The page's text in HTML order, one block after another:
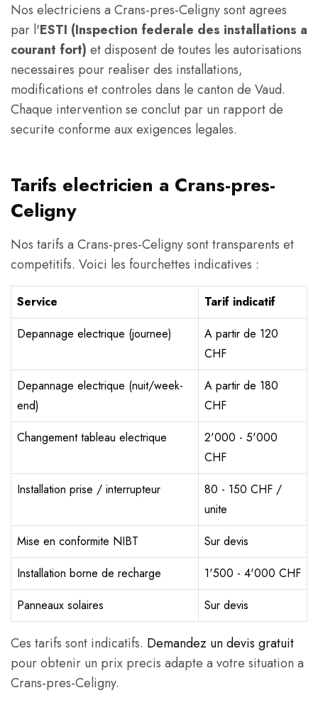
Nos electriciens a Crans-pres-Celigny sont agrees
par l'ESTI (Inspection federale des installations a
courant fort) et disposent de toutes les autorisations
necessaires pour realiser des installations,
modifications et controles dans le canton de Vaud.
Chaque intervention se conclut par un rapport de
securite conforme aux exigences legales.
Tarifs electricien a Crans-pres-
Celigny
Nos tarifs a Crans-pres-Celigny sont transparents et
competitifs. Voici les fourchettes indicatives :
Service
Tarif indicatif
Depannage electrique (journee)
A partir de 120
CHF
Depannage electrique (nuit/week-
end)
A partir de 180
CHF
Changement tableau electrique
2'000 - 5'000
CHF
Installation prise / interrupteur
80 - 150 CHF /
unite
Mise en conformite NIBT
Sur devis
Installation borne de recharge
1'500 - 4'000 CHF
Panneaux solaires
Sur devis
Ces tarifs sont indicatifs. Demandez un devis gratuit
pour obtenir un prix precis adapte a votre situation a
Crans-pres-Celigny.